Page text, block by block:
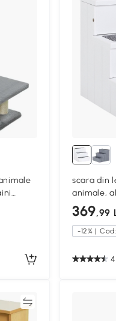
gri
scara din
animale,
369,99
-12% |